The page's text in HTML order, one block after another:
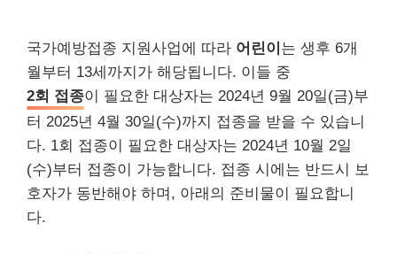
국가예방접종 지원사업에 따라 어린이 는 생후 6개
월부터 13세까지가 해당됩니다. 이들 중
2회 접종이 필요한 대상자는 2024년 9월 20일(금)부
터 2025년 4월 30일(수)까지 접종을 받을 수 있습니
다. 1회 접종이 필요한 대상자는 2024년 10월 2일
(수)부터 접종이 가능합니다. 접종 시에는 반드시 보
호자가 동반해야 하며, 아래의 준비물이 필요합니
다.